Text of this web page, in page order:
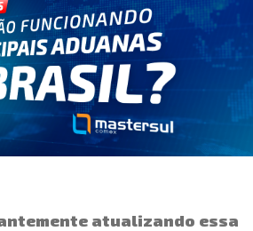
atualizando essa